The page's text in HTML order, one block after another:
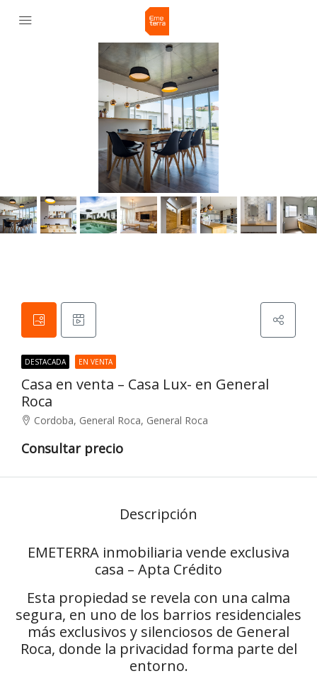
DESTACADA EN VENTA
Casa en venta – Casa Lux- en General
Roca
Cordoba, General Roca, General Roca
Consultar precio
Descripción
EMETERRA inmobiliaria vende exclusiva
casa – Apta Crédito
Esta propiedad se revela con una calma
segura, en uno de los barrios residenciales
más exclusivos y silenciosos de General
Roca, donde la privacidad forma parte del
entorno.